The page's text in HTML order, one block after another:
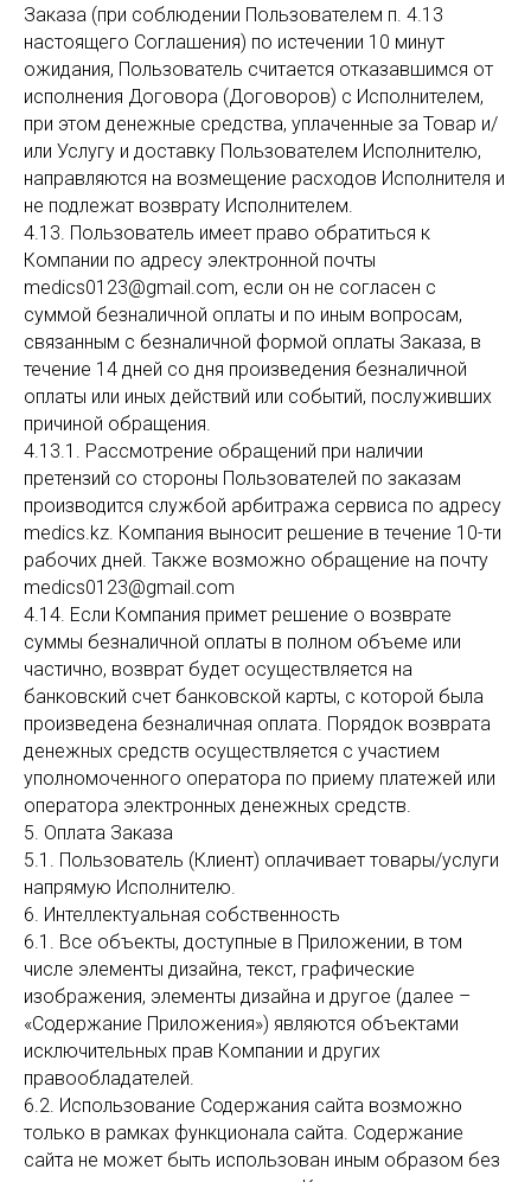
Заказа (при соблюдении Пользователем п. 4.13
настоящего Соглашения) по истечении 10 минут
ожидания, Пользователь считается отказавшимся от
исполнения Договора (Договоров) с Исполнителем,
при этом денежные средства, уплаченные за Товар и/
или Услугу и доставку Пользователем Исполнителю,
направляются на возмещение расходов Исполнителя и
не подлежат возврату Исполнителем.
4.13. Пользователь имеет право обратиться к
Компании по адресу электронной почты
medics0123@gmail.com, если он не согласен с
суммой безналичной оплаты и по иным вопросам,
связанным с безналичной формой оплаты Заказа, в
течение 14 дней со дня произведения безналичной
оплаты или иных действий или событий, послуживших
причиной обращения.
4.13.1. Рассмотрение обращений при наличии
претензий со стороны Пользователей по заказам
производится службой арбитража сервиса по адресу
medics.kz. Компания выносит решение в течение 10-ти
рабочих дней. Также возможно обращение на почту
medics0123@gmail.com
4.14. Если Компания примет решение о возврате
суммы безналичной оплаты в полном объеме или
частично, возврат будет осуществляется на
банковский счет банковской карты, с которой была
произведена безналичная оплата. Порядок возврата
денежных средств осуществляется с участием
уполномоченного оператора по приему платежей или
оператора электронных денежных средств.
5. Оплата Заказа
5.1. Пользователь (Клиент) оплачивает товары/услуги
напрямую Исполнителю.
6. Интеллектуальная собственность
6.1. Все объекты, доступные в Приложении, в том
числе элементы дизайна, текст, графические
изображения, элементы дизайна и другое (далее –
«Содержание Приложения») являются объектами
исключительных прав Компании и других
правообладателей.
6.2. Использование Содержания сайта возможно
только в рамках функционала сайта. Содержание
сайта не может быть использован иным образом без